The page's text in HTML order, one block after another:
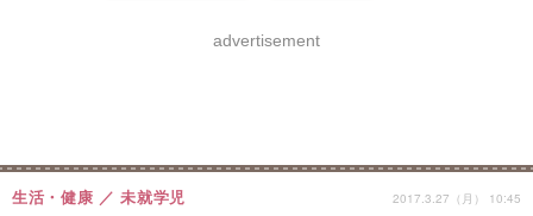
8月開催学校説明会・相談会
advertisement
生活・健康 未就学児 2017.3.27（月） 10:45